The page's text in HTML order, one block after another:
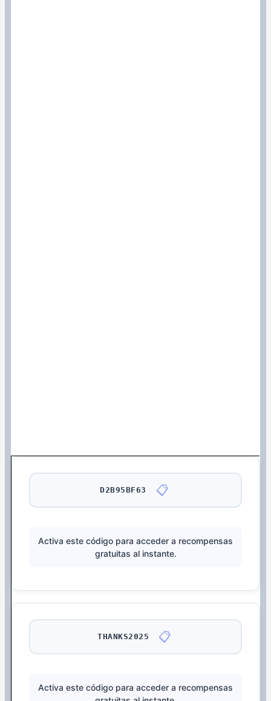
D2B95BF63 📋
Activa este código para acceder a recompensas
gratuitas al instante.
THANKS2025 📋
Activa este código para acceder a recompensas